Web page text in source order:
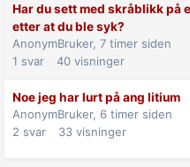
Har du sett med skråblikk på
etter at du ble syk?
AnonymBruker, 7 timer siden
1 svar 40 visninger
Noe jeg har lurt på ang litium
AnonymBruker, 6 timer siden
2 svar 33 visninger